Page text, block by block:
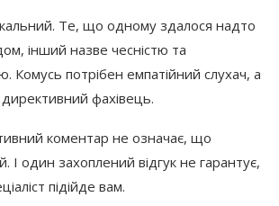
Те, що одному здалося надто
інший назве чесністю та
Комусь потрібен емпатійний слухач, а
фахівець.
коментар не означає, що
І один захоплений відгук не гарантує,
підійде вам.